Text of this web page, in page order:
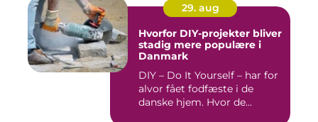
29. aug
Hvorfor DIY-projekter bliver
stadig mere populære i
Danmark
DIY – Do It Yourself – har for
alvor fået fodfæste i de
danske hjem. Hvor de...